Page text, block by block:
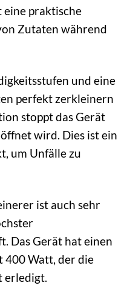
eine praktische
Zutaten während
und eine
perfekt zerkleinern
stoppt das Gerät
wird. Dies ist ein
um Unfälle zu
ist auch sehr
Das Gerät hat einen
400 Watt, der die
erledigt.